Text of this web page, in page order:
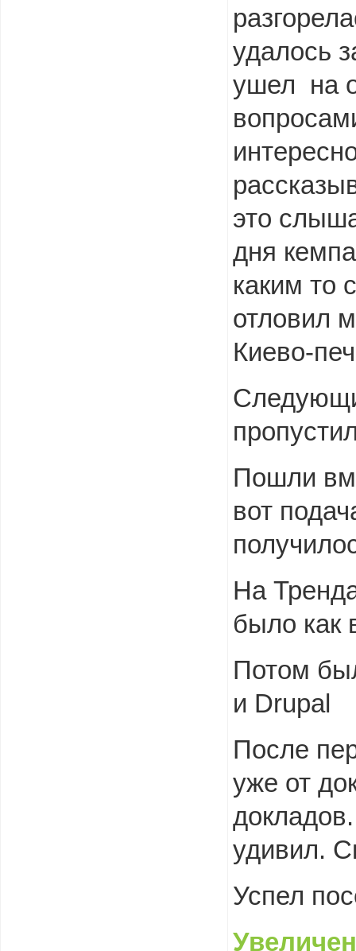
удалось
ушел на
это
дня
каким то
отловил
Киево-
Пошли
вот
На
было как
Потом
и Drupal
После
уже от
удивил.
Успел